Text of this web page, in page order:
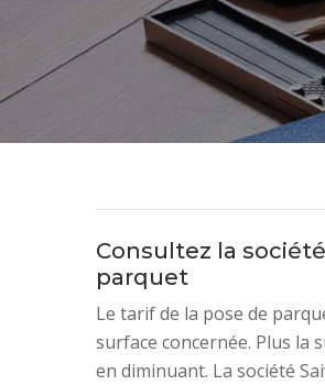
Consultez la
parquet
Le tarif de la pose de
surface concernée. Plus la
en diminuant. La société